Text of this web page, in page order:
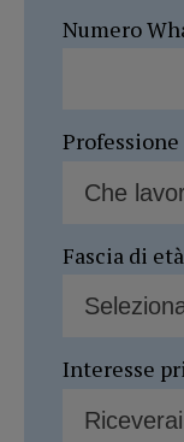
Numero
Professione
Fascia di età
Interesse